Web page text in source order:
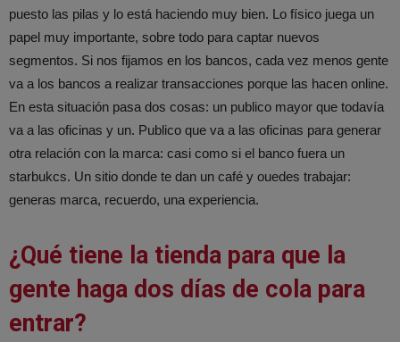
puesto las pilas y lo está haciendo muy bien. Lo físico juega un
papel muy importante, sobre todo para captar nuevos
segmentos. Si nos fijamos en los bancos, cada vez menos gente
va a los bancos a realizar transacciones porque las hacen online.
En esta situación pasa dos cosas: un publico mayor que todavía
va a las oficinas y un. Publico que va a las oficinas para generar
otra relación con la marca: casi como si el banco fuera un
starbukcs. Un sitio donde te dan un café y ouedes trabajar:
generas marca, recuerdo, una experiencia.
¿Qué tiene la tienda para que la
gente haga dos días de cola para
entrar?